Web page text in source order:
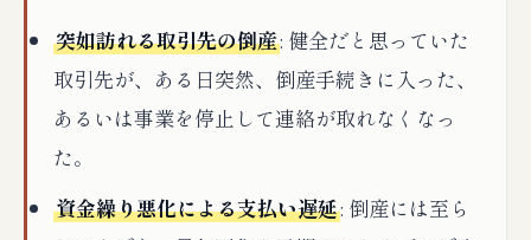
突如訪れる取引先の倒産: 健全だと思っていた
取引先が、ある日突然、倒産手続きに入った、
あるいは事業を停止して連絡が取れなくなっ
た。
資金繰り悪化による支払い遅延: 倒産には至ら